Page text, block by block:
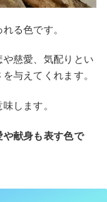
る色です。
慈愛、気配りとい
与えてくれます。
します。
や献身も表す色で